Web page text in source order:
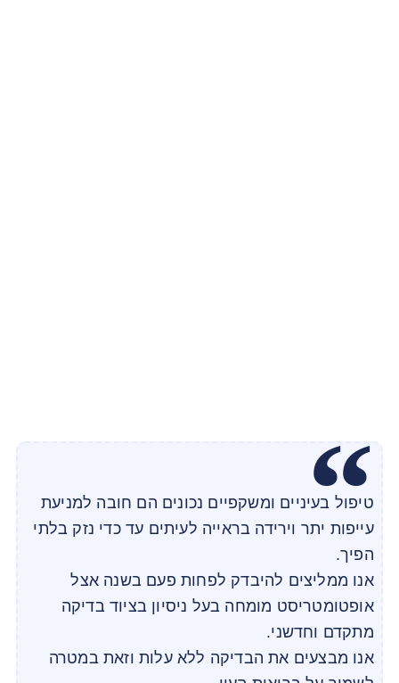
טיפול בעיניים ומשקפיים נכונים הם חובה למניעת
עייפות יתר וירידה בראייה לעיתים עד כדי נזק בלתי
הפיך.
אנו ממליצים להיבדק לפחות פעם בשנה אצל
אופטומטריסט מומחה בעל ניסיון בציוד בדיקה
מתקדם וחדשני.
אנו מבצעים את הבדיקה ללא עלות וזאת במטרה